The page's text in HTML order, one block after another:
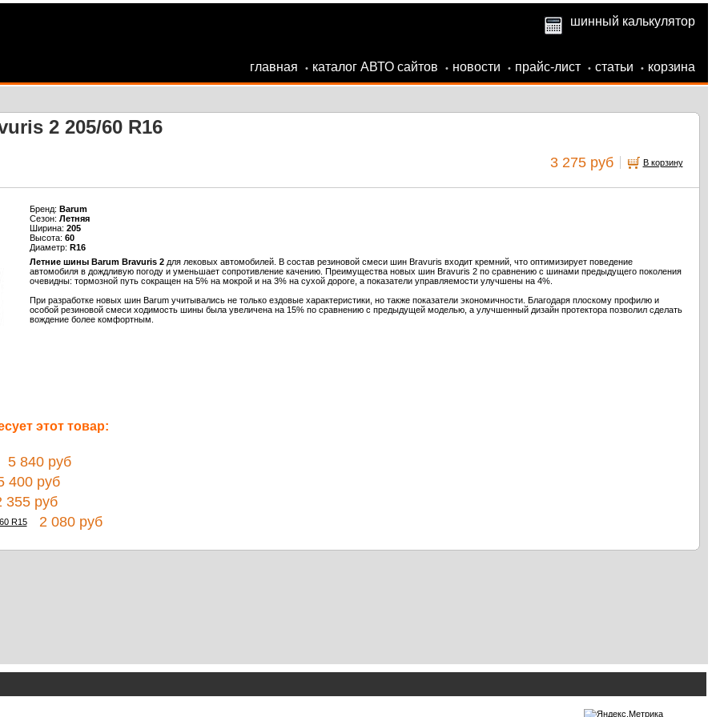
шинный калькулятор
главная • каталог АВТО сайтов • новости • прайс-лист • статьи • корзина
2 205/60 R16
3 275 руб В корзину
Бренд: Barum
Сезон: Летняя
Ширина: 205
Высота: 60
Диаметр: R16
Летние шины Barum Bravuris 2для лековых автомобилей. В состав резиновой смеси шин Bravuris входит кремний, что оптимизирует поведение
автомобиля в дождливую погоду и уменьшает сопротивление качению. Преимущества новых шин Bravuris 2 по сравнению с шинами предыдущего поколения
очевидны: тормозной путь сокращен на 5% на мокрой и на 3% на сухой дороге, а показатели управляемости улучшены на 4%.
При разработке новых шин Barum учитывались не только ездовые характеристики, но также показатели экономичности. Благодаря плоскому профилю и
особой резиновой смеси ходимость шины была увеличена на 15% по сравнению с предыдущей моделью, а улучшенный дизайн протектора позволил сделать
вождение более комфортным.
этот товар:
840 руб
руб
руб
R152 080 руб